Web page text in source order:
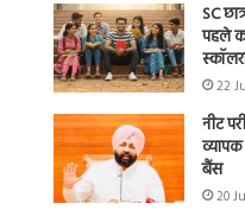
SC
पहले
22
नीट
व्यापक
बैंस
20